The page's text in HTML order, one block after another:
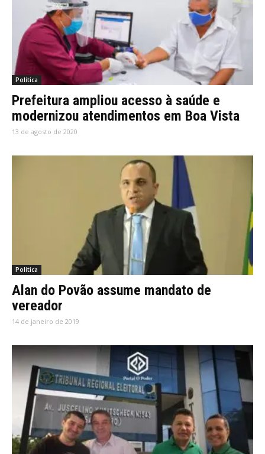
Política
Prefeitura ampliou acesso à saúde e
modernizou atendimentos em Boa Vista
13 de agosto de 2020
Política
Alan do Povão assume mandato de
vereador
14 de janeiro de 2019